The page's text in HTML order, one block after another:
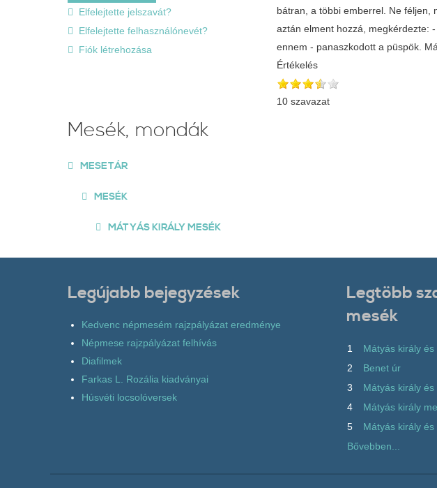
bátran, a többi emberrel. Ne féljen,
aztán elment hozzá, megkérdezte:
ennem - panaszkodott a püspök.
Értékelés
10 szavazat
Elfelejtette jelszavát?
Elfelejtette felhasználónevét?
Fiók létrehozása
Mesék, mondák
MESETÁR
MESÉK
MÁTYÁS KIRÁLY MESÉK
Legújabb bejegyzések
Kedvenc népmesém rajzpályázat eredménye
Népmese rajzpályázat felhívás
Diafilmek
Farkas L. Rozália kiadványai
Húsvéti locsolóversek
Legtöbb
mesék
1
Mátyás király és
2
Benet úr
3
Mátyás király és
4
Mátyás király
5
Mátyás király és
Bővebben...